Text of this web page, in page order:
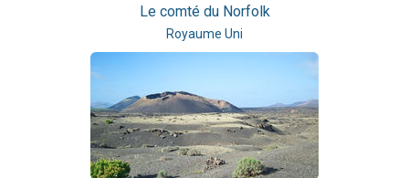
Le comté du Norfolk
Royaume Uni